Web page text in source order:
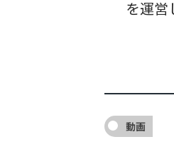
を運営
動画